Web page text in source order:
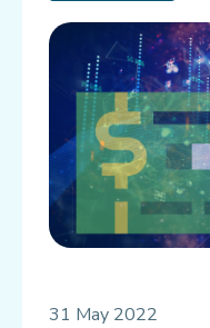
31 May 2022